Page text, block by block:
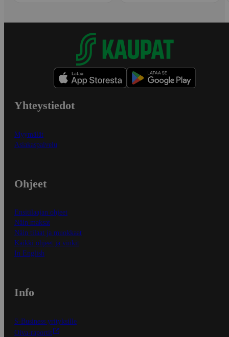
Yhteystiedot
Myymälät
Asiakaspalvelu
Ohjeet
Ensitilaajan ohjeet
Näin maksat
Näin tilaat ja muokkaat
Kaikki ohjeet ja vinkit
In English
Info
S-Business yrityksille
Oiva-raportit